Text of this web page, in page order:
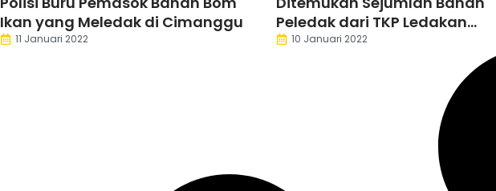
Ikan yang Meledak di Cimanggu
11 Januari 2022
Peledak dari TKP Ledakan
Cimanggu
10 Januari 2022